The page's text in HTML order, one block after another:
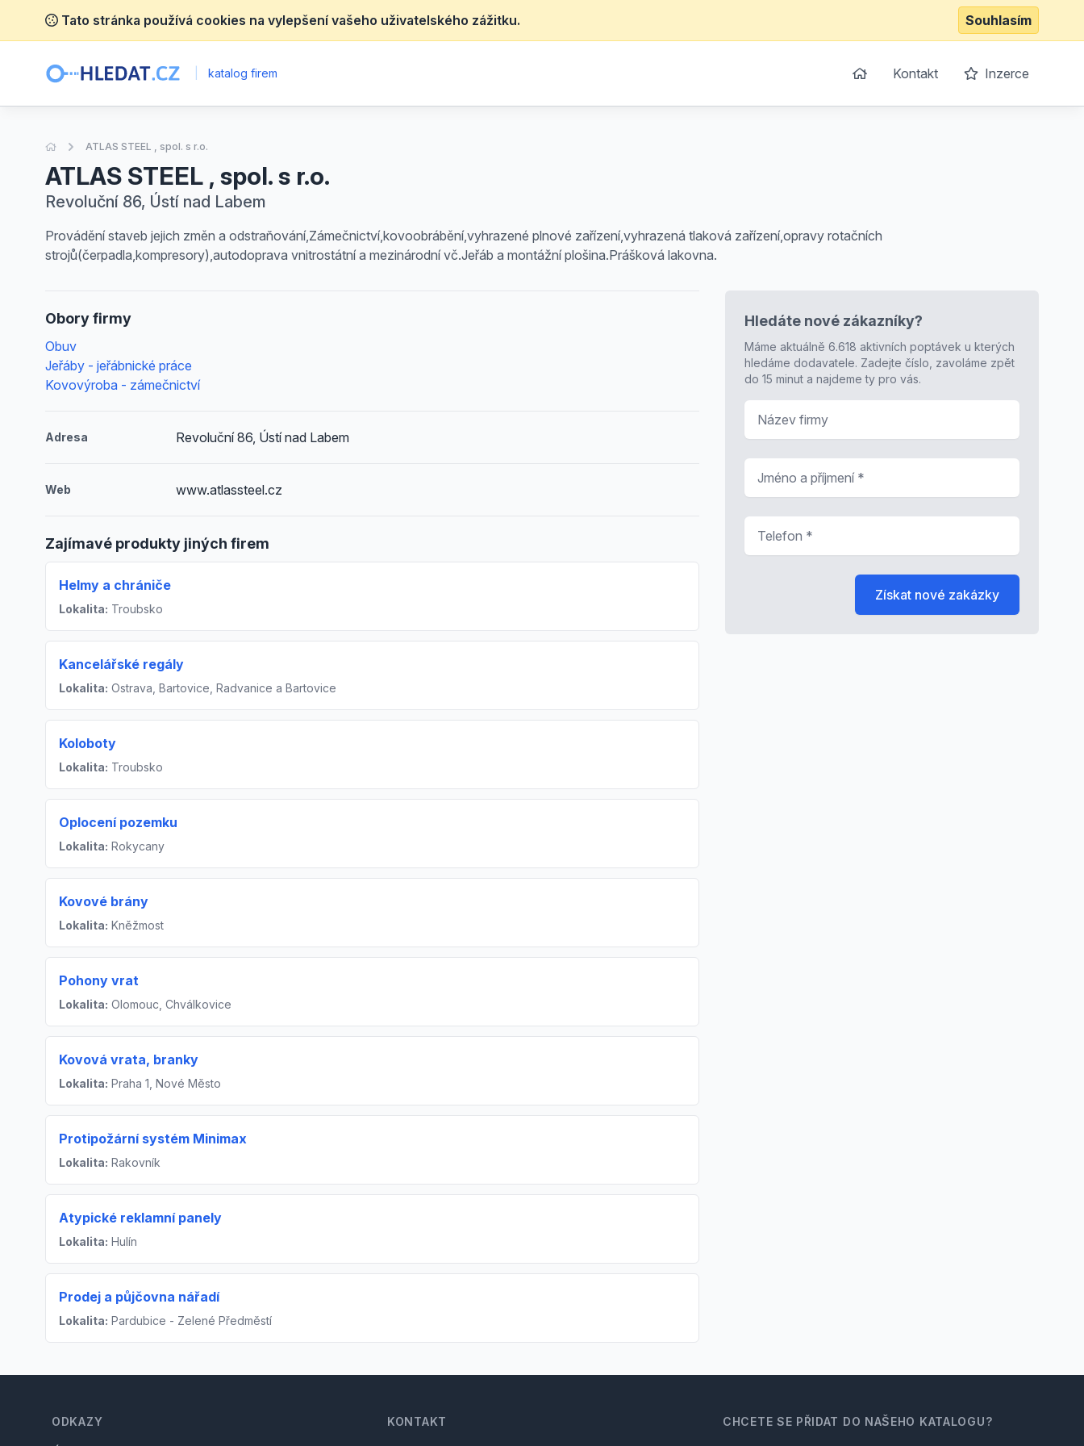
Tato stránka používá cookies na vylepšení vašeho uživatelského zážitku. Souhlasím
katalog firem Kontakt Inzerce
Úvodní stránka
ATLAS STEEL , spol. s r.o.
ATLAS STEEL , spol. s r.o.
Revoluční 86, Ústí nad Labem
Provádění staveb jejich změn a odstraňování,Zámečnictví,kovoobrábění,vyhrazené plnové zařízení,vyhrazená tlaková zařízení,opravy rotačních
strojů(čerpadla,kompresory),autodoprava vnitrostátní a mezinárodní vč.Jeřáb a montážní plošina.Prášková lakovna.
Obory firmy
Obuv
Jeřáby - jeřábnické práce
Kovovýroba - zámečnictví
Adresa Revoluční 86, Ústí nad Labem
Web www.atlassteel.cz
Zajímavé produkty jiných firem
Helmy a chrániče
Lokalita: Troubsko
Kancelářské regály
Lokalita: Ostrava, Bartovice, Radvanice a Bartovice
Koloboty
Lokalita: Troubsko
Oplocení pozemku
Lokalita: Rokycany
Kovové brány
Lokalita: Kněžmost
Pohony vrat
Lokalita: Olomouc, Chválkovice
Kovová vrata, branky
Lokalita: Praha 1, Nové Město
Protipožární systém Minimax
Lokalita: Rakovník
Atypické reklamní panely
Lokalita: Hulín
Prodej a půjčovna nářadí
Lokalita: Pardubice - Zelené Předměstí
Hledáte nové zákazníky?
Máme aktuálně 6.618 aktivních poptávek u kterých
hledáme dodavatele. Zadejte číslo, zavoláme zpět
do 15 minut a najdeme ty pro vás.
Získat nové zakázky
ODKAZY KONTAKT CHCETE SE PŘIDAT DO NAŠEHO KATALOGU?